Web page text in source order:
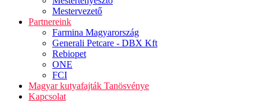
Mestervezető
Partnereink
Farmina Magyarország
Generali Petcare - DBX Kft
Rebiopet
ONE
FCI
Magyar kutyafajták Tanösvénye
Kapcsolat